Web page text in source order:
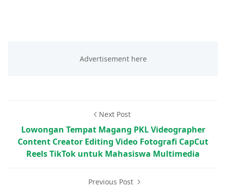
Next Post
Lowongan Tempat Magang PKL Videographer
Content Creator Editing Video Fotografi CapCut
Reels TikTok untuk Mahasiswa Multimedia
Previous Post